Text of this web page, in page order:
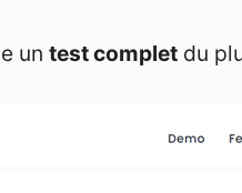
un test complet du